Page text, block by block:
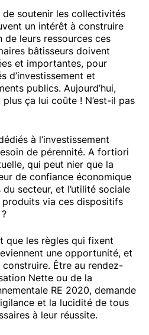
soutenir les collectivités
un intérêt à construire
leurs ressources ces
bâtisseurs doivent
et importantes, pour
d’investissement et
publics. Aujourd’hui,
ça lui coûte ! N’est-il pas
à l’investissement
de pérennité. A fortiori
qui peut nier que la
de confiance économique
secteur, et l’utilité sociale
via ces dispositifs
que les règles qui fixent
une opportunité, et
construire. Être au rendez-
Nette ou de la
RE 2020, demande
et la lucidité de tous
à leur réussite.